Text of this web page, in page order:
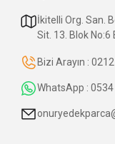
İkitelli Org. San.
Sit. 13. Blok
Bizi Arayın :
WhatsApp :